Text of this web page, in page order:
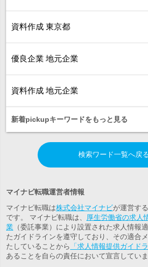
資料作成 東京都
優良企業 地元企業
資料作成 地元企業
新着pickupキーワードをもっと見る
検索ワード一覧へ戻
マイナビ転職運営者情報
マイナビ転職は株式会社マイナビが運営す
です。 マイナビ転職は、
厚生労働省の求人
業 （委託事業）により設置された求人情報
たガイドラインを遵守しており、その適合
たしていることから
「求人情報提供ガイド
あることを自らの責任において宣言していま